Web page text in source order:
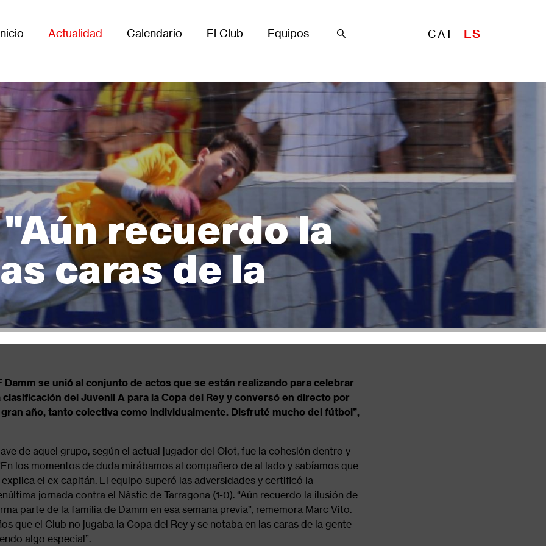
Actualidad Calendario El Club Equipos CAT ES
recuerdo la
caras de la
Damm se unió al conjunto de actos que se están realizando para celebrar
clasificación del Juvenil A para la Copa del Rey y conversó en directo por
año, tanto colectiva como individualmente. Disfruté mucho del fútbol”,
de aquel grupo, según el actual jugador del Olot, fue la cohesión dentro y
los momentos de duda mirábamos al compañero de al lado y sabíamos que
el ex capitán. El equipo superó las adversidades y certificó la
jornada contra el Nàstic de Tarragona (1-0). “Aún recuerdo la ilusión de
parte de la familia de Damm en esa semana previa”, rememora Marc Vito.
que el Club no jugaba la Copa del Rey y se notaba en las caras de la gente
algo especial”.